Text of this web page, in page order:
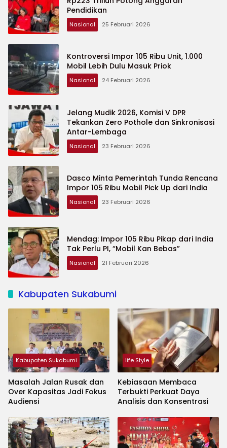
Pendidikan
Nasional 25 Februari 2026
Kontroversi Impor 105 Ribu Unit, 1.000
Mobil Lebih Dulu Masuk Priok
Nasional 24 Februari 2026
Jelang Mudik 2026, Komisi V DPR
Tekankan Zero Pothole dan Sinkronisasi
Antar-Lembaga
Nasional 23 Februari 2026
Dasco Minta Pemerintah Tunda Rencana
Impor 105 Ribu Mobil Pick Up dari India
Nasional 23 Februari 2026
Mendag: Impor 105 Ribu Pikap dari India
Tak Perlu PI, “Mobil Kan Bebas”
Nasional 21 Februari 2026
Kabupaten Sukabumi
Kabupaten Sukabumi
Masalah Jalan Rusak dan
Over Kapasitas Jadi Fokus
Audiensi
life Style
Kebiasaan Membaca
Terbukti Perkuat Daya
Analisis dan Konsentrasi